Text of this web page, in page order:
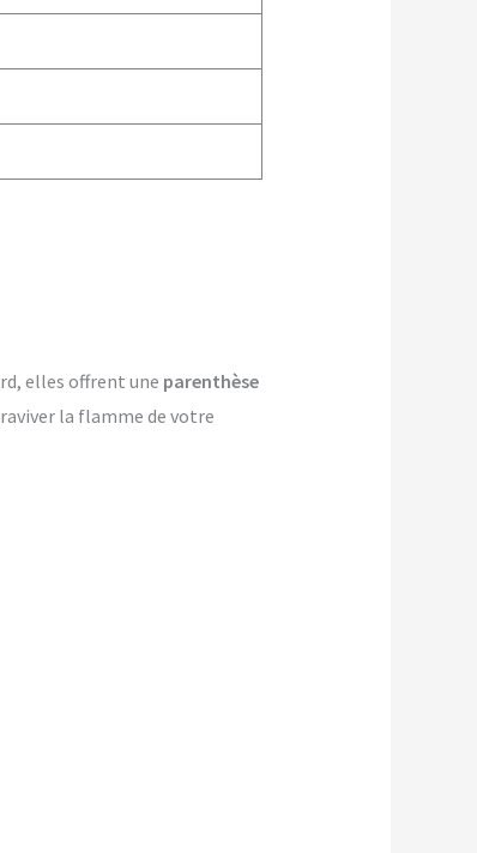
elles offrent une parenthèse
la flamme de votre